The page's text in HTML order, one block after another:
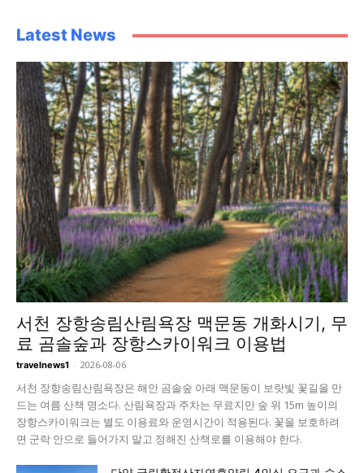
Latest News
서천 장항송림산림욕장 맥문동 개화시기, 무
료 곰솔숲과 장항스카이워크 이용법
travelnews1 - 2026-08-06
서천 장항송림산림욕장은 해안 곰솔숲 아래 맥문동이 보랏빛 꽃길을 만
드는 여름 산책 명소다. 산림욕장과 주차는 무료지만 숲 위 15m 높이의
장항스카이워크는 별도 이용료와 운영시간이 적용된다. 꽃을 보호하려
면 군락 안으로 들어가지 말고 정해진 산책로를 이용해야 한다.